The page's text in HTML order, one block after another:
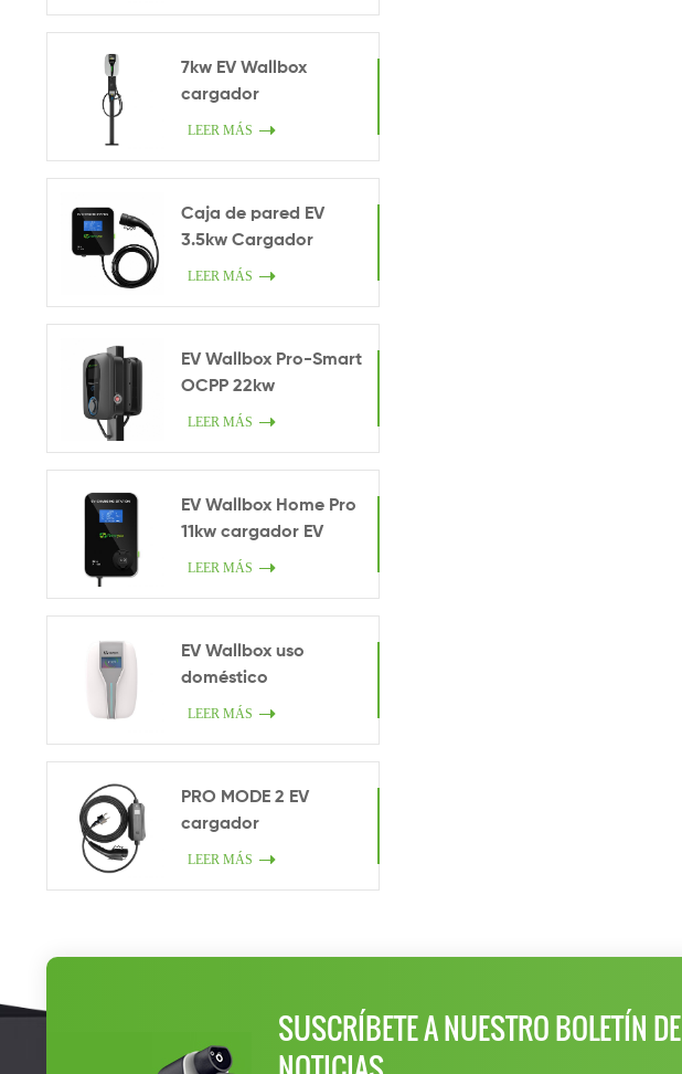
7kw EV Wallbox
cargador
LEER MÁS
Caja de pared EV
3.5kw Cargador
inteligente en casa
LEER MÁS
EV Wallbox Pro-Smart
OCPP 22kw
LEER MÁS
EV Wallbox Home Pro
11kw cargador EV
LEER MÁS
EV Wallbox uso
doméstico
LEER MÁS
PRO MODE 2 EV
cargador
LEER MÁS
SUSCRÍBETE A NUESTRO BOLETÍN DE